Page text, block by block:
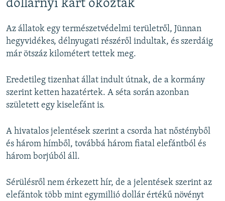
720p 1080p
dollárnyi kárt okoztak
Az állatok egy természetvédelmi területről, Jünnan
hegyvidékes, délnyugati részéről indultak, és szerdáig
már ötszáz kilométert tettek meg.
Eredetileg tizenhat állat indult útnak, de a kormány
szerint ketten hazatértek. A séta során azonban
született egy kiselefánt is.
A hivatalos jelentések szerint a csorda hat nőstényből
és három hímből, továbbá három fiatal elefántból és
három borjúból áll.
Sérülésről nem érkezett hír, de a jelentések szerint az
elefántok több mint egymillió dollár értékű növényt